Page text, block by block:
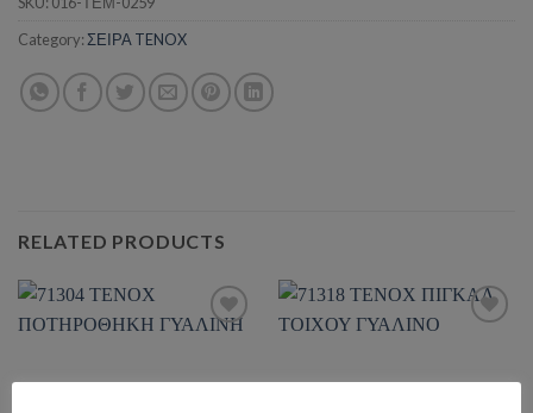
Category:ΣΕΙΡΑ TENOX
RELATED PRODUCTS